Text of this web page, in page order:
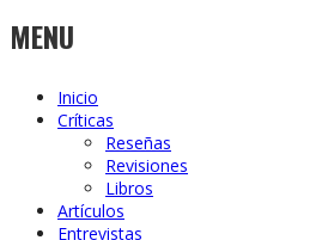
MENU
Inicio
Críticas
Reseñas
Revisiones
Libros
Artículos
Entrevistas